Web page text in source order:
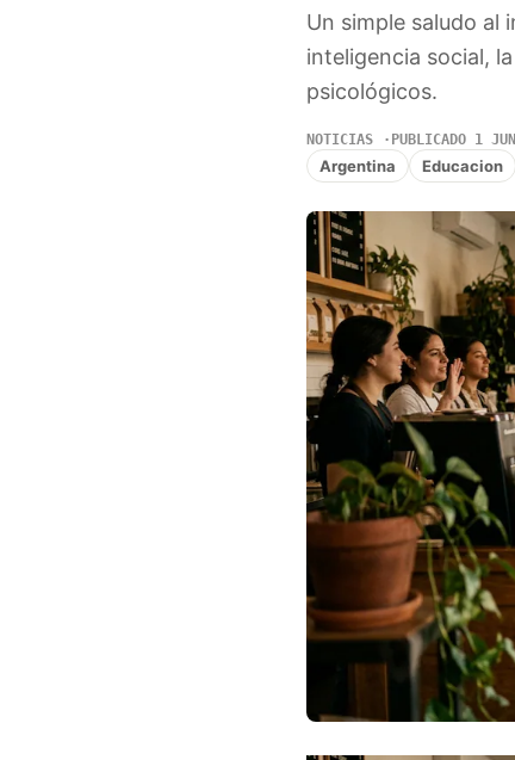
Un simple saludo al
inteligencia social,
psicológicos.
NOTICIAS PUBLICADO 1
Argentina Educacion